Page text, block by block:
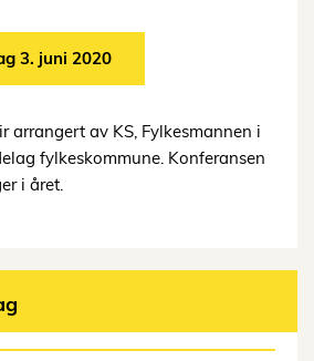
3. juni 2020
arrangert av KS, Fylkesmannen i
fylkeskommune. Konferansen
i året.